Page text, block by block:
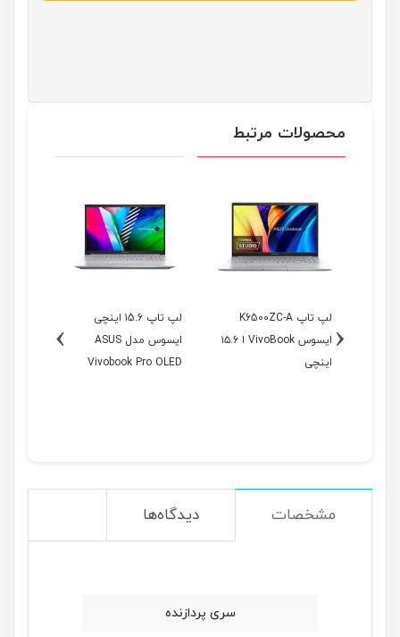
محصولات مرتبط
لپ تاپ K6500ZC-A
ایسوس VivoBook ا ۱۵.۶
اینچی
لپ تاپ ۱5.6 اینچی
ایسوس مدل ASUS
Vivobook Pro OLED
‹
›
مشخصات دیدگاه‌ها
سری پردازنده